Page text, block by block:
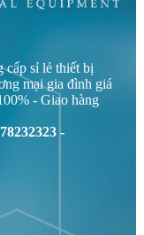
sỉ lẻ thiết bị
mại gia đình giá
- Giao hàng
-